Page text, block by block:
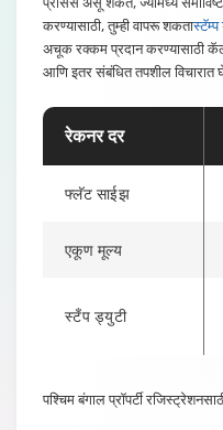
सदस्यांव्यतिरिक्त)
विक्री ॲग्रीमेंट
(जिथे प्रॉपर्टीचे
बाजार मूल्य ₹30
लाखांपेक्षा जास्त
नाही)
विक्री ॲग्रीमेंट
मार्केट मूल्य ₹30
लाख आणि ₹60
लाख आणि ₹1 कोटी
करण्यासाठी, तुम्ही वापरू शकता
अचूक रक्कम प्रदान करण्यासाठी
आणि इतर संबंधित तपशील विचारात
रेकनर दर
फ्लॅट साईझ
एकूण मूल्य
स्टँप ड्युटी
पश्चिम बंगाल प्रॉपर्टी